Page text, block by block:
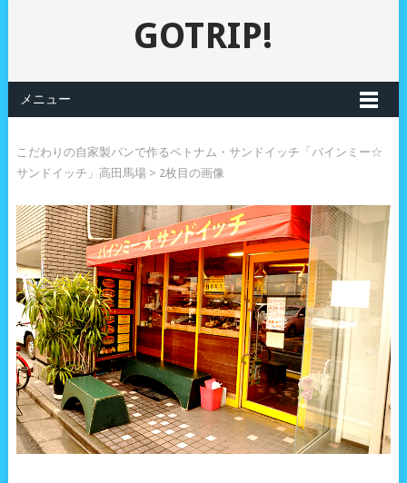
GOTRIP!
メニュー
こだわりの自家製パンで作るベトナム・サンドイッチ「バインミー☆
サンドイッチ」高田馬場 > 2枚目の画像